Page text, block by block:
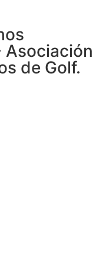
Asociación
de Golf.